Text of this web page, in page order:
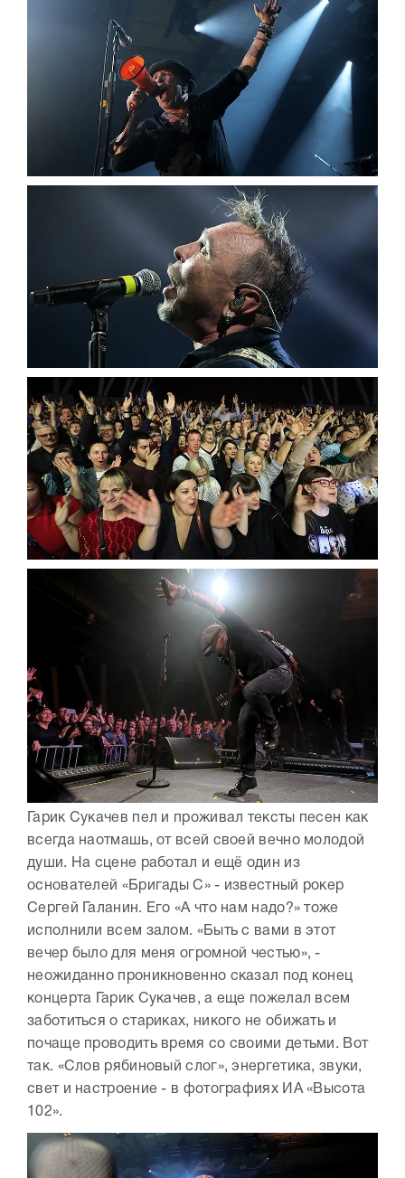
Гарик Сукачев пел и проживал тексты песен как
всегда наотмашь, от всей своей вечно молодой
души. На сцене работал и ещё один из
основателей «Бригады С» - известный рокер
Сергей Галанин. Его «А что нам надо?» тоже
исполнили всем залом. «Быть с вами в этот
вечер было для меня огромной честью», -
неожиданно проникновенно сказал под конец
концерта Гарик Сукачев, а еще пожелал всем
заботиться о стариках, никого не обижать и
почаще проводить время со своими детьми. Вот
так. «Слов рябиновый слог», энергетика, звуки,
свет и настроение - в фотографиях ИА «Высота
102».